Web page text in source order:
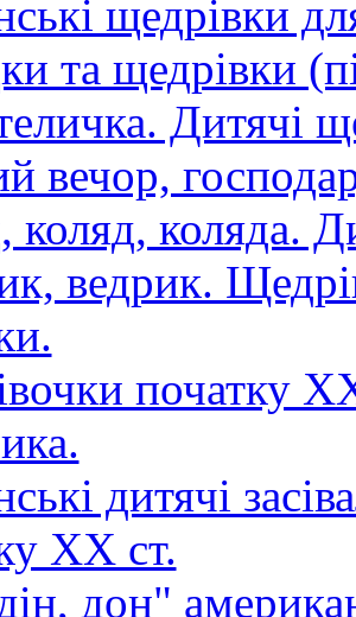
щедрівки
та щедрівки
Дитячі
вечор,
коляд, коляда.
ведрик.
початку
дитячі
XX cт.
дон"